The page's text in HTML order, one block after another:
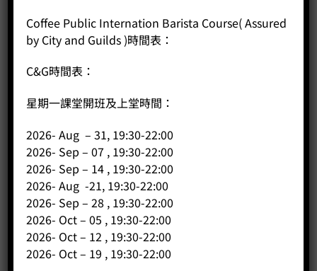
Coffee Public Internation Barista Course( Assured
by City and Guilds )時間表：
C&G時間表：
星期一課堂開班及上堂時間：
2026- Aug – 31, 19:30-22:00
2026- Sep – 07 , 19:30-22:00
2026- Sep – 14 , 19:30-22:00
2026- Aug -21, 19:30-22:00
2026- Sep – 28 , 19:30-22:00
2026- Oct – 05 , 19:30-22:00
2026- Oct – 12 , 19:30-22:00
2026- Oct – 19 , 19:30-22:00